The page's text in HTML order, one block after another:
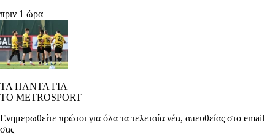
πριν 1 ώρα
ΤΑ ΠΑΝΤΑ ΓΙΑ
ΤΟ METROSPORT
Ενημερωθείτε πρώτοι για όλα τα τελεταία νέα, απευθείας στο email
σας